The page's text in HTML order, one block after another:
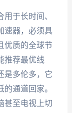
于长时间、
速器，必须具
优质的全球节
推荐最优线
是多伦多，它
通道回家。
甚至电视上切